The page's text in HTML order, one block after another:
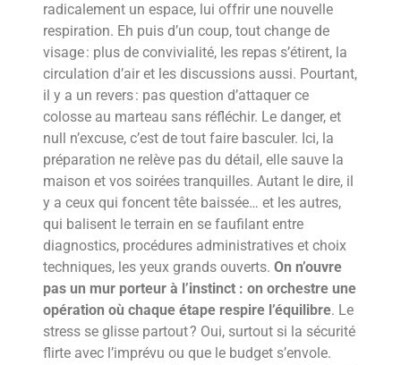
radicalement un espace, lui offrir une nouvelle
respiration. Eh puis d’un coup, tout change de
visage : plus de convivialité, les repas s’étirent, la
circulation d’air et les discussions aussi. Pourtant,
il y a un revers : pas question d’attaquer ce
colosse au marteau sans réfléchir. Le danger, et
null n’excuse, c’est de tout faire basculer. Ici, la
préparation ne relève pas du détail, elle sauve la
maison et vos soirées tranquilles. Autant le dire, il
y a ceux qui foncent tête baissée… et les autres,
qui balisent le terrain en se faufilant entre
diagnostics, procédures administratives et choix
techniques, les yeux grands ouverts. On n’ouvre
pas un mur porteur à l’instinct : on orchestre une
opération où chaque étape respire l’équilibre. Le
stress se glisse partout ? Oui, surtout si la sécurité
flirte avec l’imprévu ou que le budget s’envole.